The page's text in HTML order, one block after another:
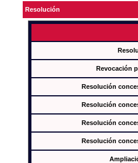
Resolución
Revocación
Resolución
Resolución
Resolución
Resolución